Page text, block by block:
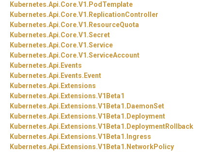
Kubernetes.Api.Core.V1. PodTemplate
Kubernetes.Api.Core.V1. ReplicationController
Kubernetes.Api.Core.V1. ResourceQuota
Kubernetes.Api.Core.V1.Secret
Kubernetes.Api.Core.V1.Service
Kubernetes.Api.Core.V1.ServiceAccount
Kubernetes.Api. Events
Kubernetes.Api. Events. Event
Kubernetes.Api. Extensions
Kubernetes.Api. Extensions.V1Beta1
Kubernetes.Api. Extensions.V1Beta1. DaemonSet
Kubernetes.Api. Extensions.V1Beta1. Deployment
Kubernetes.Api. Extensions.V1Beta1. DeploymentRollback
Kubernetes.Api. Extensions.V1Beta1. Ingress
Kubernetes.Api. Extensions.V1Beta1. NetworkPolicy